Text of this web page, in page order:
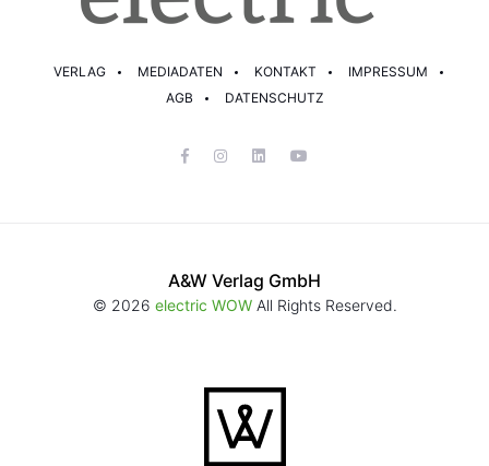
VERLAG MEDIADATEN KONTAKT
IMPRESSUM
AGB
DATENSCHUTZ
A&W Verlag GmbH
© 2026 electric WOWAll Rights Reserved.